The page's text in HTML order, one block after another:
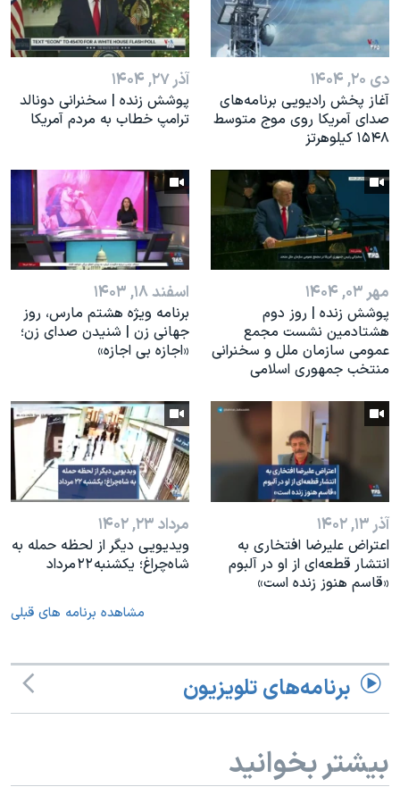
نرگس محمدی برنده جایزه نوبل صلح
صفحه‌های ویژه
سفر پرزیدنت ترامپ به چین
دی ۲۰, ۱۴۰۴
آغاز پخش رادیویی برنامه‌های
صدای آمریکا روی موج متوسط
۱۵۴۸ کیلوهرتز
آذر ۲۷, ۱۴۰۴
پوشش زنده | سخنرانی دونالد
ترامپ خطاب به مردم آمریکا
مهر ۰۳, ۱۴۰۴
پوشش زنده | روز دوم
هشتادمین نشست مجمع
عمومی سازمان ملل و سخنرانی
منتخب جمهوری اسلامی
اسفند ۱۸, ۱۴۰۳
برنامه ویژه هشتم مارس، روز
جهانی زن | شنیدن صدای زن؛
«اجازه بی اجازه»
آذر ۱۳, ۱۴۰۲
اعتراض علیرضا افتخاری به
انتشار قطعه‌ای از او در آلبوم
«قاسم هنوز زنده است»
مرداد ۲۳, ۱۴۰۲
ویدیویی دیگر از لحظه حمله به
شاه‌چراغ؛ یکشنبه ۲۲ مرداد
مشاهده برنامه های قبلی
برنامه‌های تلویزیون
بیشتر بخوانید